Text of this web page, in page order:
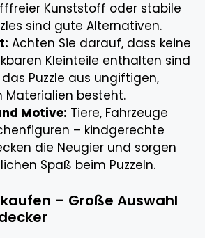
Kunststoff oder stabile
sind gute Alternativen.
Achten Sie darauf, dass keine
Kleinteile enthalten sind
Puzzle aus ungiftigen,
Materialien besteht.
Motive: Tiere, Fahrzeuge
– kindgerechte
die Neugier und sorgen
Spaß beim Puzzeln.
– Große Auswahl